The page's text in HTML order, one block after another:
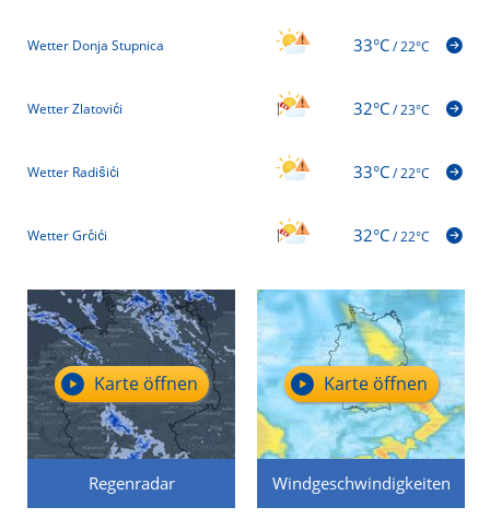
Wetter Donja Stupnica 33°C/22°C
Wetter Zlatovići 32°C/23°C
Wetter Radišići 33°C/22°C
Wetter Grčići 32°C/22°C
Regenradar
Karte öffnen
Windgeschwindigkeiten
Karte öffnen